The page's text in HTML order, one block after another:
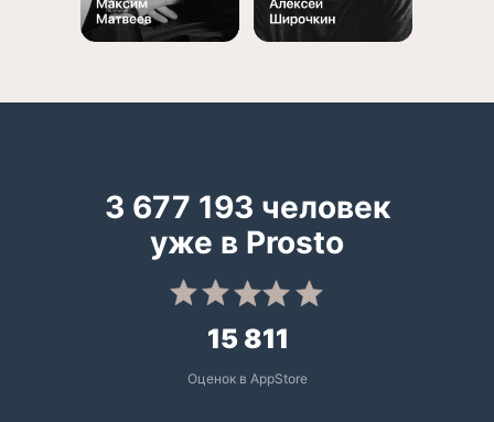
3 677 193 человек
уже в Prosto
15 811
Оценок в AppStore